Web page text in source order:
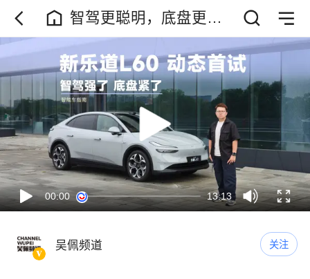
智驾更聪明，底盘更紧
致，试驾新乐道L60 | 智
能车指南
00:00 13:13
吴佩频道 关注